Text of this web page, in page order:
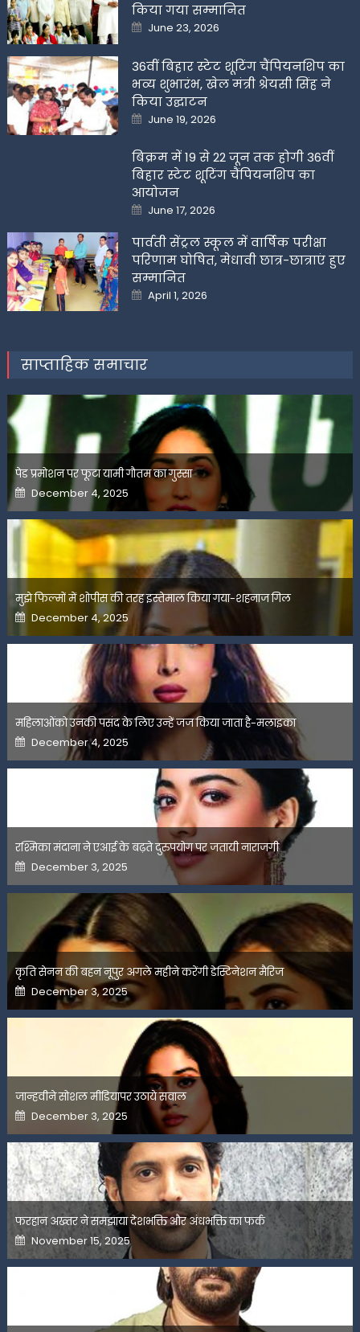
किया गया सम्मानित
Posted
on
June 23, 2026
36वीं बिहार स्टेट शूटिंग चैंपियनशिप का
भव्य शुभारंभ, खेल मंत्री श्रेयसी सिंह ने
किया उद्घाटन
Posted
on
June 19, 2026
बिक्रम में 19 से 22 जून तक होगी 36वीं
बिहार स्टेट शूटिंग चैंपियनशिप का
आयोजन
Posted
on
June 17, 2026
पार्वती सेंट्रल स्कूल में वार्षिक परीक्षा
परिणाम घोषित, मेधावी छात्र-छात्राएं हुए
सम्मानित
Posted
on
April 1, 2026
साप्ताहिक समाचार
पेड प्रमोशन पर फूटा यामी गौतम का गुस्सा
Posted
on
December 4, 2025
मुझे फिल्मों में शोपीस की तरह इस्तेमाल किया गया-शहनाज गिल
Posted
on
December 4, 2025
महिलाओंको उनकी पसंद के लिए उन्हें जज किया जाता है-मलाइका
Posted
on
December 4, 2025
रश्मिका मंदाना ने एआई के बढ़ते दुरुपयोग पर जतायी नाराजगी
Posted
on
December 3, 2025
कृति सेनन की बहन नूपुर अगले महीने करेंगी डेस्टिनेशन मैरिज
Posted
on
December 3, 2025
जान्हवीने सोशल मीडियापर उठाये सवाल
Posted
on
December 3, 2025
फरहान अख्तर ने समझाया देशभक्ति और अंधभक्ति का फर्क
Posted
on
November 15, 2025